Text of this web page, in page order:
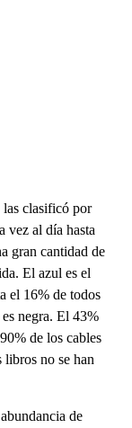
las clasificó por
vez al día hasta
gran cantidad de
El azul es el
el 16% de todos
negra. El 43%
de los cables
libros no se han
de